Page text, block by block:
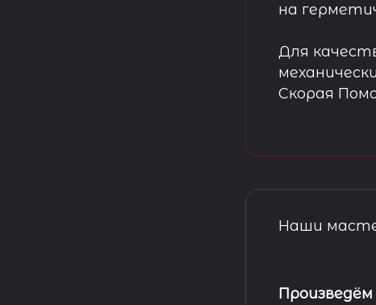
на
Для
Скорая
Наши